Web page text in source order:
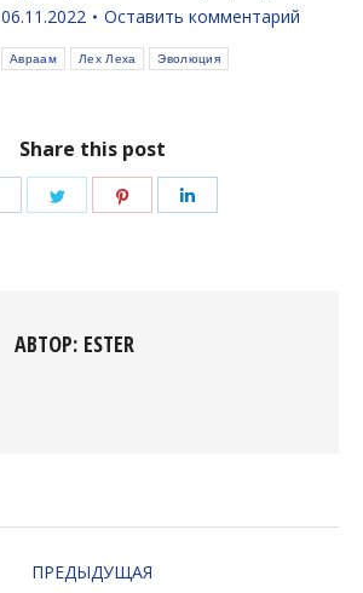
06.11.2022
Оставить комментарий
Авраам Лех Леха Эволюция
Share this post
ПоделитьсяПоделитьсяПоделиться
АВТОР: ESTER
ПРЕДЫДУЩАЯ